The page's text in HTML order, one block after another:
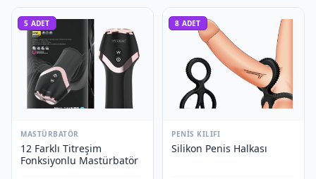
5 ADET
MASTÜRBATÖR
12 Farklı Titreşim
Fonksiyonlu Mastürbatör
8 ADET
PENIS KILIFI
Silikon Penis Halkası